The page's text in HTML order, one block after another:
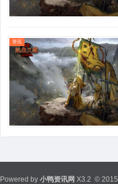
资讯
Powered by 小鸭资讯网 X3.2 ©